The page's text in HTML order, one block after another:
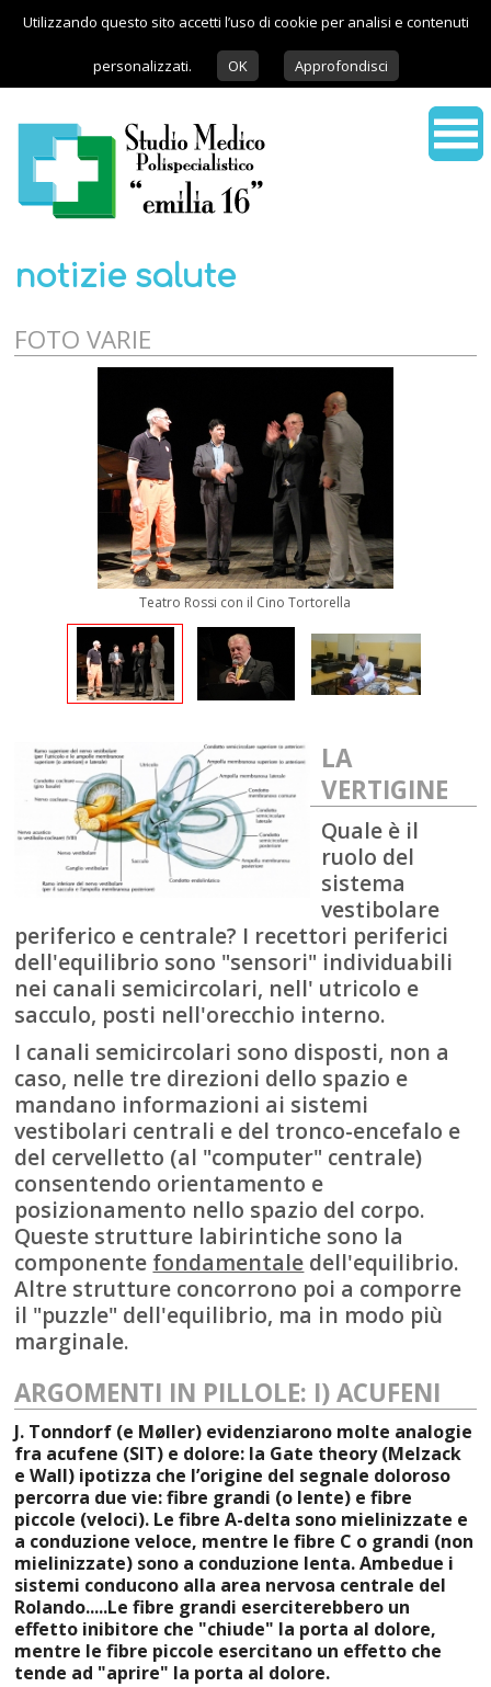
Utilizzando questo sito accetti l’uso di cookie per analisi e contenuti
personalizzati. OK Approfondisci
notizie salute
FOTO VARIE
Teatro Rossi con il Cino Tortorella
LA
VERTIGINE
Quale è il
ruolo del
sistema
vestibolare
periferico e centrale? I recettori periferici
dell'equilibrio sono "sensori" individuabili
nei canali semicircolari, nell' utricolo e
sacculo, posti nell'orecchio interno.
I canali semicircolari sono disposti, non a
caso, nelle tre direzioni dello spazio e
mandano informazioni ai sistemi
vestibolari centrali e del tronco-encefalo e
del cervelletto (al "computer" centrale)
consentendo orientamento e
posizionamento nello spazio del corpo.
Queste strutture labirintiche sono la
componente fondamentale dell'equilibrio.
Altre strutture concorrono poi a comporre
il "puzzle" dell'equilibrio, ma in modo più
marginale.
ARGOMENTI IN PILLOLE: I) ACUFENI
J. Tonndorf (e Møller) evidenziarono molte analogie
fra acufene (SIT) e dolore: la Gate theory (Melzack
e Wall) ipotizza che l’origine del segnale doloroso
percorra due vie: fibre grandi (o lente) e fibre
piccole (veloci). Le fibre A-delta sono mielinizzate e
a conduzione veloce, mentre le fibre C o grandi (non
mielinizzate) sono a conduzione lenta. Ambedue i
sistemi conducono alla area nervosa centrale del
Rolando.....Le fibre grandi eserciterebbero un
effetto inibitore che "chiude" la porta al dolore,
mentre le fibre piccole esercitano un effetto che
tende ad "aprire" la porta al dolore.